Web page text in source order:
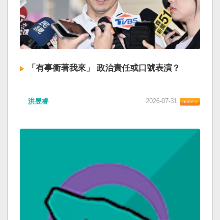
「有事衝著我來」 政治責任或口號表演？
洪昱睿 2026-07-31